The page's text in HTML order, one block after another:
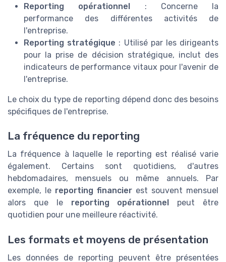
Reporting opérationnel : Concerne la
performance des différentes activités de
l'entreprise.
Reporting stratégique : Utilisé par les dirigeants
pour la prise de décision stratégique, inclut des
indicateurs de performance vitaux pour l'avenir de
l'entreprise.
Le choix du type de reporting dépend donc des besoins
spécifiques de l'entreprise.
La fréquence du reporting
La fréquence à laquelle le reporting est réalisé varie
également. Certains sont quotidiens, d'autres
hebdomadaires, mensuels ou même annuels. Par
exemple, le reporting financier est souvent mensuel
alors que le reporting opérationnel
peut être
quotidien pour une meilleure réactivité.
Les formats et moyens de présentation
Les données de reporting peuvent être présentées